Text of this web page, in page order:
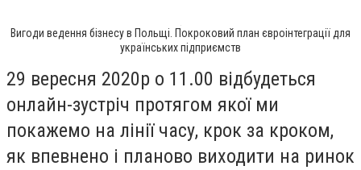
Вигоди ведення бізнесу в Польщі. Покроковий план євроінтеграції для
українських підприємств
29 вересня 2020р о 11.00 відбудеться
онлайн-зустріч протягом якої ми
покажемо на лінії часу, крок за кроком,
як впевнено і планово виходити на ринок